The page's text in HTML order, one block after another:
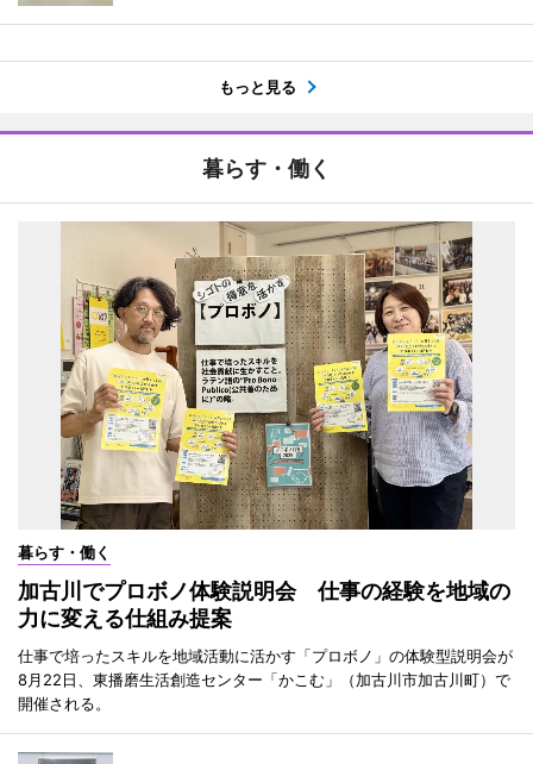
もっと見る
暮らす・働く
暮らす・働く
加古川でプロボノ体験説明会 仕事の経験を地域の
力に変える仕組み提案
仕事で培ったスキルを地域活動に活かす「プロボノ」の体験型説明会が
8月22日、東播磨生活創造センター「かこむ」（加古川市加古川町）で
開催される。